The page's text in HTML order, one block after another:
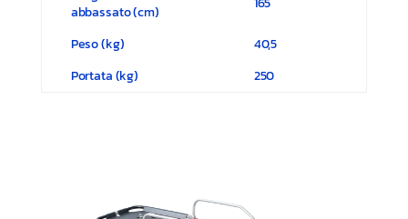
abbassato (cm)
Peso (kg)
40,5
Portata (kg)
250